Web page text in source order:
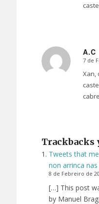
A.C
7 de
Xan,
Trackbacks
Tweets that
non arrinca
8 de Febreiro de
[…] This post
by Manuel